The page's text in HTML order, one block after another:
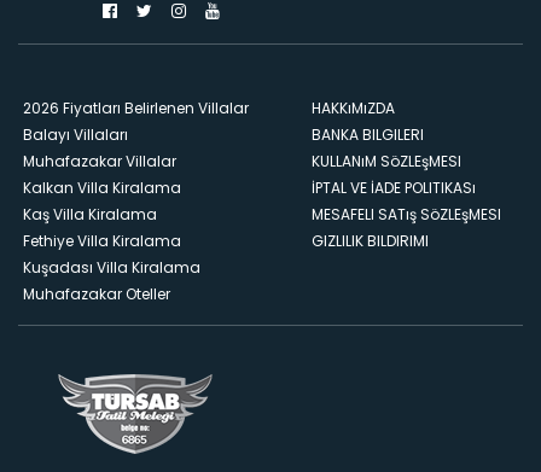
2026 Fiyatları Belirlenen Villalar
Balayı Villaları
Muhafazakar Villalar
Kalkan Villa Kiralama
Kaş Villa Kiralama
Fethiye Villa Kiralama
Kuşadası Villa Kiralama
Muhafazakar Oteller
HAKKıMıZDA
BANKA BILGILERI
KULLANıM SöZLEşMESI
İPTAL VE İADE POLITIKASı
MESAFELI SATış SöZLEşMESI
GIZLILIK BILDIRIMI